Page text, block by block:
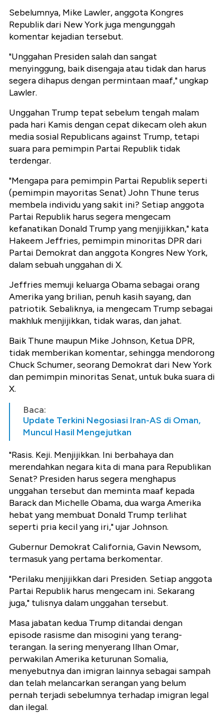
Sebelumnya, Mike Lawler, anggota Kongres
Republik dari New York juga mengunggah
komentar kejadian tersebut.
"Unggahan Presiden salah dan sangat
menyinggung, baik disengaja atau tidak dan harus
segera dihapus dengan permintaan maaf," ungkap
Lawler.
Unggahan Trump tepat sebelum tengah malam
pada hari Kamis dengan cepat dikecam oleh akun
media sosial Republicans against Trump, tetapi
suara para pemimpin Partai Republik tidak
terdengar.
"Mengapa para pemimpin Partai Republik seperti
(pemimpin mayoritas Senat) John Thune terus
membela individu yang sakit ini? Setiap anggota
Partai Republik harus segera mengecam
kefanatikan Donald Trump yang menjijikkan," kata
Hakeem Jeffries, pemimpin minoritas DPR dari
Partai Demokrat dan anggota Kongres New York,
dalam sebuah unggahan di X.
Jeffries memuji keluarga Obama sebagai orang
Amerika yang brilian, penuh kasih sayang, dan
patriotik. Sebaliknya, ia mengecam Trump sebagai
makhluk menjijikkan, tidak waras, dan jahat.
Baik Thune maupun Mike Johnson, Ketua DPR,
tidak memberikan komentar, sehingga mendorong
Chuck Schumer, seorang Demokrat dari New York
dan pemimpin minoritas Senat, untuk buka suara di
X.
Baca:
Update Terkini Negosiasi Iran-AS di Oman,
Muncul Hasil Mengejutkan
"Rasis. Keji. Menjijikkan. Ini berbahaya dan
merendahkan negara kita di mana para Republikan
Senat? Presiden harus segera menghapus
unggahan tersebut dan meminta maaf kepada
Barack dan Michelle Obama, dua warga Amerika
hebat yang membuat Donald Trump terlihat
seperti pria kecil yang iri," ujar Johnson.
Gubernur Demokrat California, Gavin Newsom,
termasuk yang pertama berkomentar.
"Perilaku menjijikkan dari Presiden. Setiap anggota
Partai Republik harus mengecam ini. Sekarang
juga," tulisnya dalam unggahan tersebut.
Masa jabatan kedua Trump ditandai dengan
episode rasisme dan misogini yang terang-
terangan. Ia sering menyerang Ilhan Omar,
perwakilan Amerika keturunan Somalia,
menyebutnya dan imigran lainnya sebagai sampah
dan telah melancarkan serangan yang belum
pernah terjadi sebelumnya terhadap imigran legal
dan ilegal.